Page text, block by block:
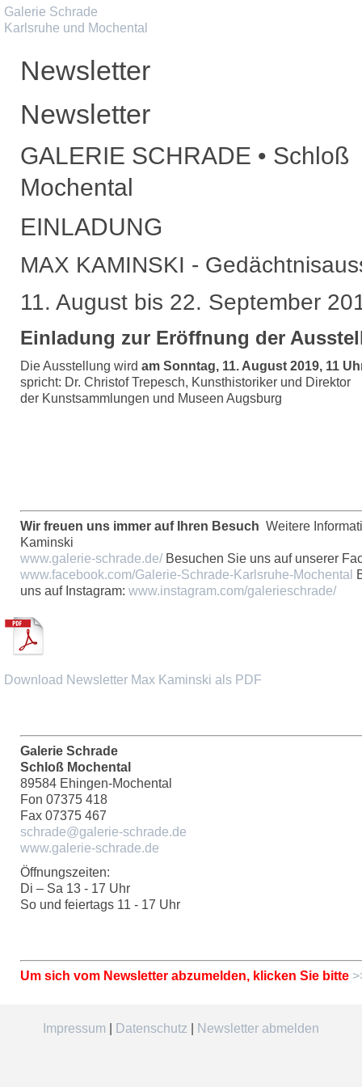
Galerie Schrade
Karlsruhe und Mochental
Newsletter
Newsletter
GALERIE SCHRADE • Schloß
Mochental
EINLADUNG
MAX KAMINSKI -
11. August bis 22. September
Einladung zur Eröffnung der
Die Ausstellung wird am Sonntag, 11. August 2019, 11
spricht: Dr. Christof Trepesch, Kunsthistoriker und Direktor
der Kunstsammlungen und Museen Augsburg
Wir freuen uns immer auf Ihren Besuch Weitere
Kaminski
www.galerie-schrade.de/Besuchen Sie uns auf unserer
www.facebook.com/Galerie-Schrade-Karlsruhe-Mochental
uns auf Instagram: www.instagram.com/galerieschrade/
Download Newsletter Max Kaminski als PDF
Galerie Schrade
Schloß Mochental
89584 Ehingen-Mochental
Fon 07375 418
Fax 07375 467
schrade@galerie-schrade.de
www.galerie-schrade.de
Öffnungszeiten:
Di – Sa 13 - 17 Uhr
So und feiertags 11 - 17 Uhr
Um sich vom Newsletter abzumelden, klicken Sie bitte
Impressum Datenschutz Newsletter abmelden